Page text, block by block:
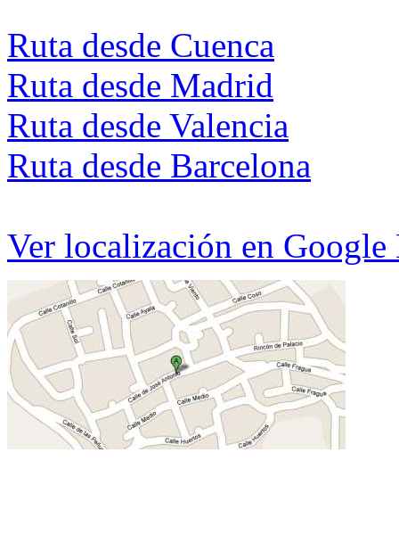
Ruta desde Cuenca
Ruta desde Madrid
Ruta desde Valencia
Ruta desde Barcelona
Ver localización en Google